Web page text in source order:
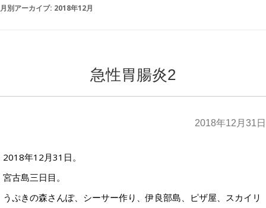
月別アーカイブ: 2018年12月
急性胃腸炎2
2018年12月31日
2018年12月31日。
宮古島三日目。
うぷきの森さんぽ、シーサー作り、伊良部島、ピザ屋、スカイリ